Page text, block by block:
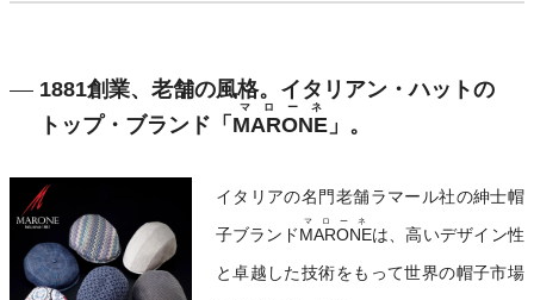
1881創業、老舗の風格。イタリアン・ハットの
トップ・ブランド「 MARONE
マローネ
」。
イタリアの名門老舗ラマール社の紳士帽
子ブランドMARONE
マローネ
は、高いデザイン性
と卓越した技術をもって世界の帽子市場